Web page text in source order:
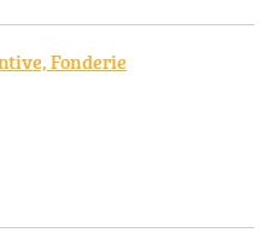
Fonderie